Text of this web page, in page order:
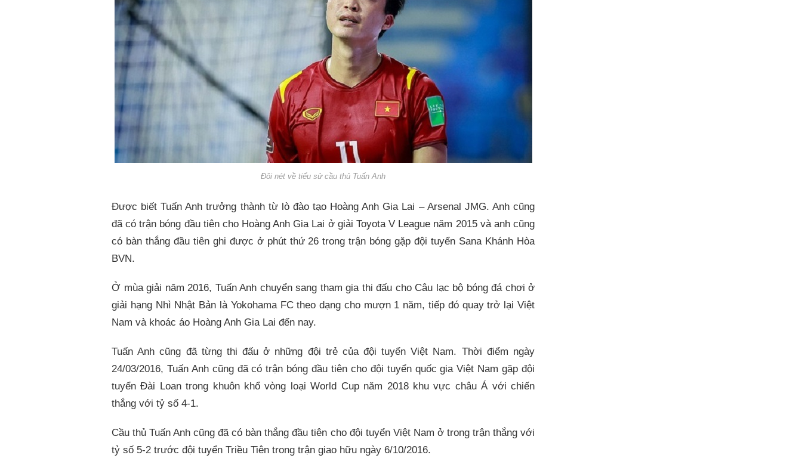
Đôi nét về tiểu sử cầu thủ Tuấn Anh
Được biết Tuấn Anh trưởng thành từ lò đào tạo Hoàng Anh Gia Lai – Arsenal JMG. Anh cũng
đã có trận bóng đầu tiên cho Hoàng Anh Gia Lai ở giải Toyota V League năm 2015 và anh cũng
có bàn thắng đầu tiên ghi được ở phút thứ 26 trong trận bóng gặp đội tuyển Sana Khánh Hòa
BVN.
Ở mùa giải năm 2016, Tuấn Anh chuyển sang tham gia thi đấu cho Câu lạc bộ bóng đá chơi ở
giải hạng Nhì Nhật Bản là Yokohama FC theo dạng cho mượn 1 năm, tiếp đó quay trở lại Việt
Nam và khoác áo Hoàng Anh Gia Lai đến nay.
Tuấn Anh cũng đã từng thi đấu ở những đội trẻ của đội tuyển Việt Nam. Thời điểm ngày
24/03/2016, Tuấn Anh cũng đã có trận bóng đầu tiên cho đội tuyển quốc gia Việt Nam gặp đội
tuyển Đài Loan trong khuôn khổ vòng loại World Cup năm 2018 khu vực châu Á với chiến
thắng với tỷ số 4-1.
Cầu thủ Tuấn Anh cũng đã có bàn thắng đầu tiên cho đội tuyển Việt Nam ở trong trận thắng với
tỷ số 5-2 trước đội tuyển Triều Tiên trong trận giao hữu ngày 6/10/2016.